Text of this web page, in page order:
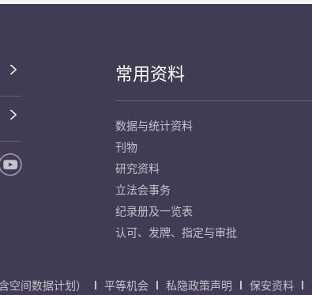
常用资料
数据与统计资料
刊物
研究资料
立法会事务
纪录册及一览表
认可、发牌、指定与审批
空间数据计划） 平等机会 私隐政策声明 保安资料